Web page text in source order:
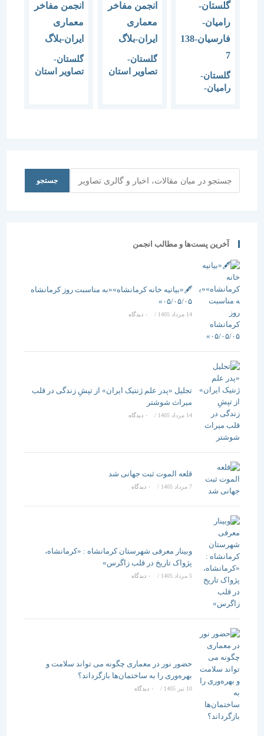
گلستان-
رامیان-
گلستان-
تصاویر استان
گلستان-
تصاویر استان
جستجو
آخرین پست‌ها و مطالب انجمن
🖋️«بیانیه خانه کرمانشاه»«به مناسبت روز کرمانشاه
۰۵/۰۵/۰۵»
/ ۰ دیدگاه
تجلیل «پدر علم ژنتیک ایران» از تپشِ زندگی در قلب
میراث شوشتر
14 مرداد 1405 / ۰ دیدگاه
قلعه الموت ثبت جهانی شد
/ ۰ دیدگاه
وبینار معرفی شهرستان کرمانشاه : «کرمانشاه،
پژواک تاریخ در قلب زاگرس»
5 مرداد 1405 / ۰ دیدگاه
حضور نور در معماری چگونه می تواند سلامت و
بهره‌وری را به ساختمان‌ها بازگرداند؟
/ ۰ دیدگاه